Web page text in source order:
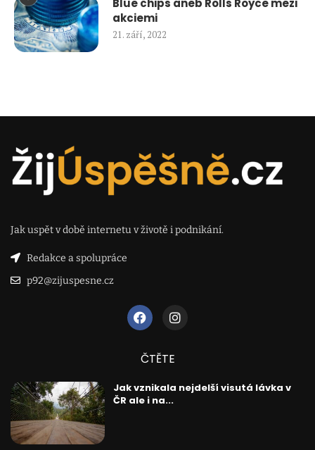
Blue chips aneb Rolls Royce mezi
akciemi
21. září, 2022
Jak uspět v době internetu v životě i podnikání.
Redakce a spolupráce
p92@zijuspesne.cz
ČTĚTE
Jak vznikala nejdelší visutá lávka v
ČR ale i na...